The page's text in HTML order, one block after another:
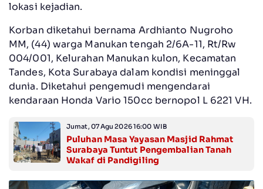
lokasi kejadian.
Korban diketahui bernama Ardhianto Nugroho
MM, (44) warga Manukan tengah 2/6A-11, Rt/Rw
004/001, Kelurahan Manukan kulon, Kecamatan
Tandes, Kota Surabaya dalam kondisi meninggal
dunia. Diketahui pengemudi mengendarai
kendaraan Honda Vario 150cc bernopol L 6221 VH.
Jumat, 07 Agu 2026 16:00 WIB
Puluhan Masa Yayasan Masjid Rahmat
Surabaya Tuntut Pengembalian Tanah
Wakaf di Pandigiling